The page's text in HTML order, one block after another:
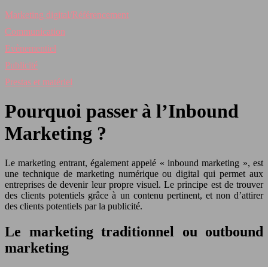
Marketing digital/Référencement
Communication
Evènementiel
Publicité
Prestas et matériel
Pourquoi passer à l’Inbound
Marketing ?
Le marketing entrant, également appelé « inbound marketing », est
une technique de marketing numérique ou digital qui permet aux
entreprises de devenir leur propre visuel. Le principe est de trouver
des clients potentiels grâce à un contenu pertinent, et non d’attirer
des clients potentiels par la publicité.
Le marketing traditionnel ou outbound
marketing